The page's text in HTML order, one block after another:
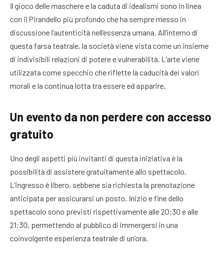
Il gioco delle maschere e la caduta di idealismi sono in linea
con il Pirandello più profondo che ha sempre messo in
discussione l’autenticità nell’essenza umana. All’interno di
questa farsa teatrale, la società viene vista come un insieme
di indivisibili relazioni di potere e vulnerabilità. L’arte viene
utilizzata come specchio che riflette la caducità dei valori
morali e la continua lotta tra essere ed apparire.
Un evento da non perdere con accesso
gratuito
Uno degli aspetti più invitanti di questa iniziativa è la
possibilità di assistere gratuitamente allo spettacolo.
L’ingresso è libero, sebbene sia richiesta la prenotazione
anticipata per assicurarsi un posto. Inizio e fine dello
spettacolo sono previsti rispettivamente alle 20:30 e alle
21:30, permettendo al pubblico di immergersi in una
coinvolgente esperienza teatrale di un’ora.